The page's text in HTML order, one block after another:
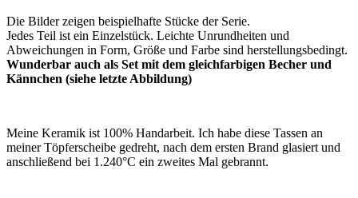
Die Bilder zeigen beispielhafte Stücke der Serie.
Jedes Teil ist ein Einzelstück. Leichte Unrundheiten und
Abweichungen in Form, Größe und Farbe sind herstellungsbedingt.
Wunderbar auch als Set mit dem gleichfarbigen Becher und
Kännchen (siehe letzte Abbildung)
Meine Keramik ist 100% Handarbeit. Ich habe diese Tassen an
meiner Töpferscheibe gedreht, nach dem ersten Brand glasiert und
anschließend bei 1.240°C ein zweites Mal gebrannt.